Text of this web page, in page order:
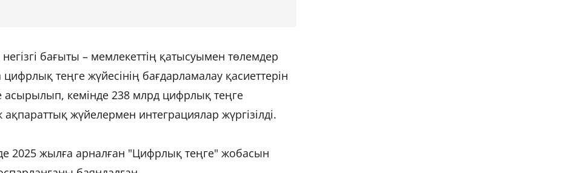
бағыты – мемлекеттің қатысуымен төлемдер
теңге жүйесінің бағдарламалау қасиеттерін
асырылып, кемінде 238 млрд цифрлық теңге
жүйелермен интеграциялар жүргізілді.
2025 жылға арналған "Цифрлық теңге" жобасын